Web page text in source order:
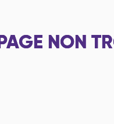
PAGE NON